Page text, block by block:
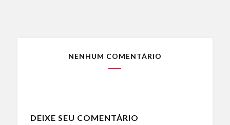
NENHUM COMENTÁRIO
DEIXE SEU COMENTÁRIO